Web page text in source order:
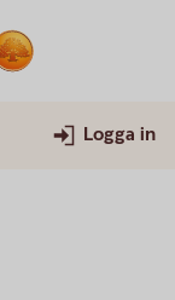
Logga in